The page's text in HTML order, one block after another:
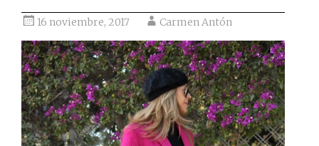
16 noviembre, 2017 Carmen Antón